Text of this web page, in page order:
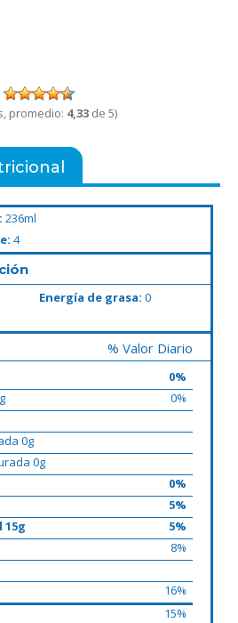
promedio: 4,33 de 5)
236ml
4
Energía de grasa: 0
% Valor Diario
0%
0%
0g
0g
0%
5%
5%
8%
16%
15%